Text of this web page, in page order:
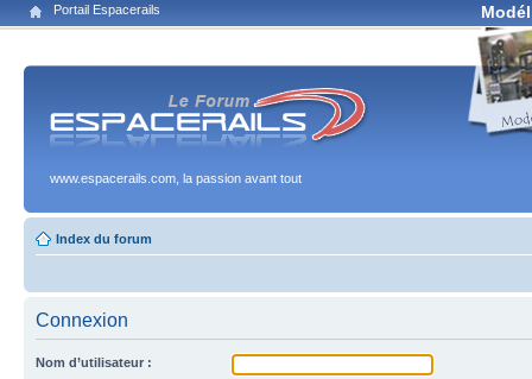
Portail Espacerails
www.espacerails.com, la passion avant tout
Index du forum
Connexion
Nom d’utilisateur :